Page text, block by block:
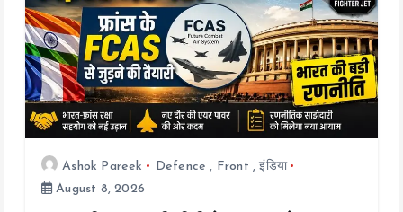
Ashok Pareek Defence , Front ,इंडिया
August 8, 2026